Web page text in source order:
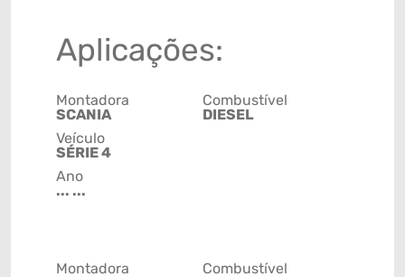
Aplicações:
Montadora
SCANIA
Veículo
SÉRIE 4
Ano
... ...
Combustível
DIESEL
Montadora
Combustível